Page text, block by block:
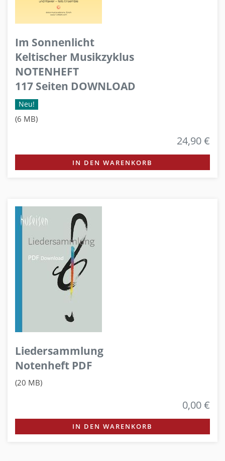
Im Sonnenlicht
Keltischer Musikzyklus
NOTENHEFT
117 Seiten DOWNLOAD
Neu!
(6 MB)
24,90 €
IN DEN WARENKORB
Liedersammlung
Notenheft PDF
(20 MB)
0,00 €
IN DEN WARENKORB